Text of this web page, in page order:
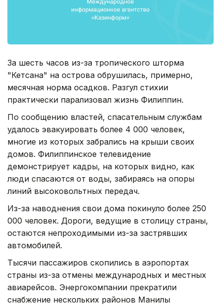
За шесть часов из-за тропического шторма
"Кетсана" на острова обрушилась, примерно,
месячная норма осадков. Разгул стихии
практически парализовал жизнь Филиппин.
По сообщению властей, спасательным службам
удалось эвакуировать более 4 000 человек,
многие из которых забрались на крыши своих
домов. Филиппинское телевидение
демонстрирует кадры, на которых видно, как
люди спасаются от воды, забираясь на опоры
линий высоковольтных передач.
Из-за наводнения свои дома покинуло более 250
000 человек. Дороги, ведущие в столицу страны,
остаются непроходимыми из-за застрявших
автомобилей.
Тысячи пассажиров скопились в аэропортах
страны из-за отмены международных и местных
авиарейсов. Энергокомпании прекратили
снабжение нескольких районов Манилы